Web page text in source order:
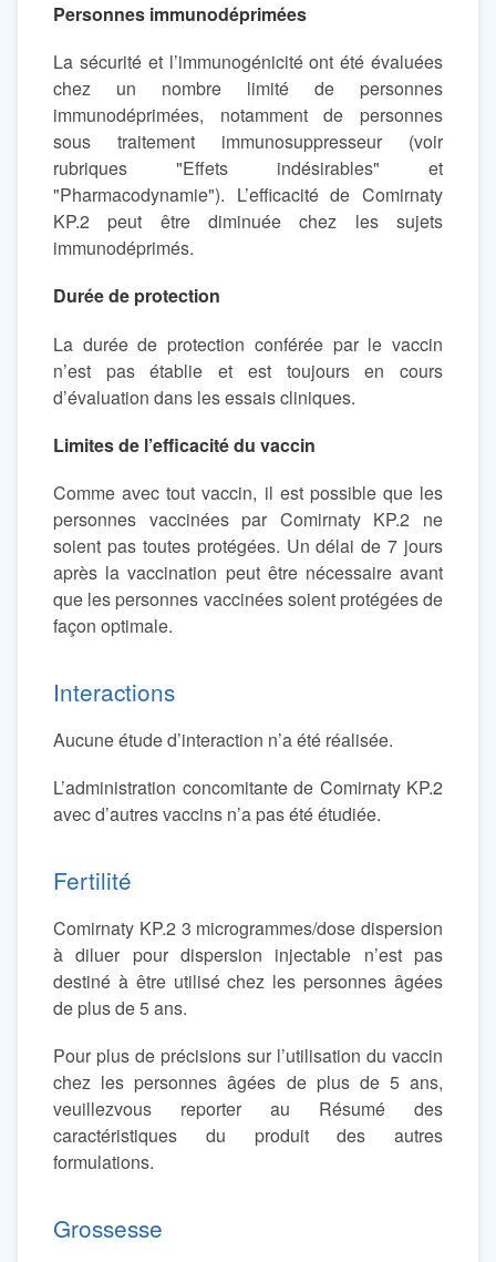
Personnes immunodéprimées
La sécurité et l’immunogénicité ont été évaluées
chez un nombre limité de personnes
immunodéprimées, notamment de personnes
sous traitement immunosuppresseur (voir
rubriques "Effets indésirables" et
"Pharmacodynamie"). L’efficacité de Comirnaty
KP.2 peut être diminuée chez les sujets
immunodéprimés.
Durée de protection
La durée de protection conférée par le vaccin
n’est pas établie et est toujours en cours
d’évaluation dans les essais cliniques.
Limites de l’efficacité du vaccin
Comme avec tout vaccin, il est possible que les
personnes vaccinées par Comirnaty KP.2 ne
soient pas toutes protégées. Un délai de 7 jours
après la vaccination peut être nécessaire avant
que les personnes vaccinées soient protégées de
façon optimale.
Interactions
Aucune étude d’interaction n’a été réalisée.
L’administration concomitante de Comirnaty KP.2
avec d’autres vaccins n’a pas été étudiée.
Fertilité
Comirnaty KP.2 3 microgrammes/dose dispersion
à diluer pour dispersion injectable n’est pas
destiné à être utilisé chez les personnes âgées
de plus de 5 ans.
Pour plus de précisions sur l’utilisation du vaccin
chez les personnes âgées de plus de 5 ans,
veuillezvous reporter au Résumé des
caractéristiques du produit des autres
formulations.
Grossesse